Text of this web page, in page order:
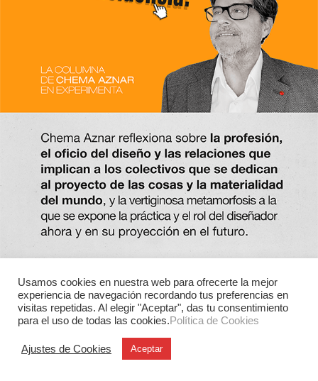
Usamos cookies en nuestra web para ofrecerte la mejor
experiencia de navegación recordando tus preferencias en
visitas repetidas. Al elegir "Aceptar", das tu consentimiento
para el uso de todas las cookies.Política de Cookies
Ajustes de Cookies Aceptar